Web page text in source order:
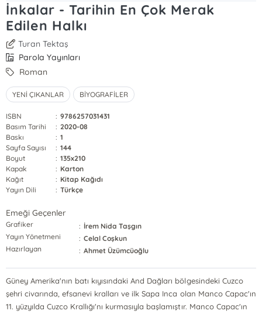
İnkalar - Tarihin En Çok Merak
Edilen Halkı
Turan Tektaş
Parola Yayınları
Roman
YENİ ÇIKANLAR BİYOGRAFİLER
ISBN : 9786257031431
Basım Tarihi
: 2020-08
Baskı
: 1
Sayfa Sayısı
: 144
Boyut
: 135x210
Kapak
: Karton
Kağıt
: Kitap Kağıdı
Yayın Dili
: Türkçe
Emeği Geçenler
Grafiker : İrem Nida Taşgın
Yayın Yönetmeni
: Celal Coşkun
Hazırlayan
: Ahmet Üzümcüoğlu
Güney Amerika'nın batı kıyısındaki And Dağları bölgesindeki Cuzco
şehri civarında, efsanevi kralları ve ilk Sapa Inca olan Manco Capac'ın
11. yüzyılda Cuzco Krallığı'nı kurmasıyla başlamıştır. Manco Capac'ın